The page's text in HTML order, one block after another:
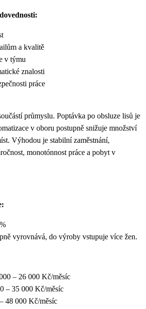
a kvalitě
v týmu
znalosti
práce
průmyslu. Poptávka po obsluze lisů je
v oboru postupně snižuje množství
Výhodou je stabilní zaměstnání,
monotónnost práce a pobyt v
vyrovnává, do výroby vstupuje více žen.
– 26 000 Kč/měsíc
– 35 000 Kč/měsíc
48 000 Kč/měsíc